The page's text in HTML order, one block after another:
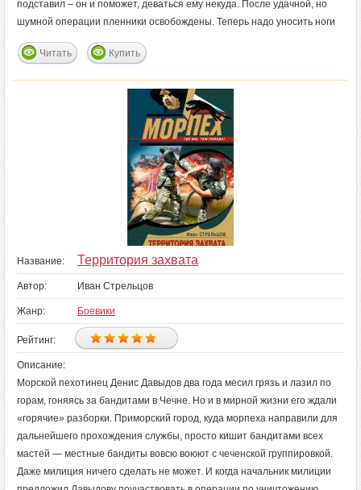
подставил – он и поможет, деваться ему некуда. После удачной, но
шумной операции пленники освобождены. Теперь надо уносить ноги
Читать Купить
Название: Территория захвата
Автор: Иван Стрельцов
Жанр: Боевики
Рейтинг:
Описание:
Морской пехотинец Денис Давыдов два года месил грязь и лазил по
горам, гоняясь за бандитами в Чечне. Но и в мирной жизни его ждали
«горячие» разборки. Приморский город, куда морпеха направили для
дальнейшего прохождения службы, просто кишит бандитами всех
мастей — местные бандиты вовсю воюют с чеченской группировкой.
Даже милиция ничего сделать не может. И когда начальник милиции